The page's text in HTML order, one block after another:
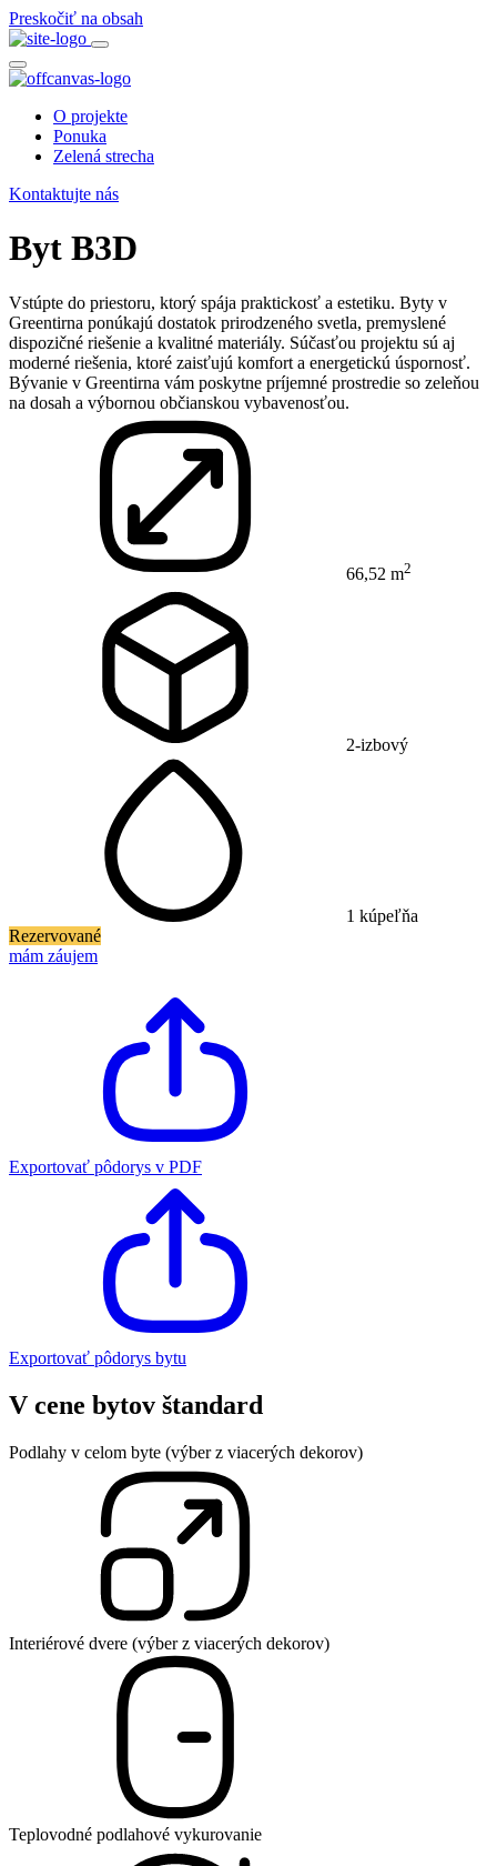
Preskočiť na obsah
O projekte
Ponuka
Zelená strecha
Kontaktujte nás
Byt B3D
Vstúpte do priestoru, ktorý spája praktickosť a estetiku. Byty v
Greentirna ponúkajú dostatok prirodzeného svetla, premyslené
dispozičné riešenie a kvalitné materiály. Súčasťou projektu sú aj
moderné riešenia, ktoré zaisťujú komfort a energetickú úspornosť.
Bývanie v Greentirna vám poskytne príjemné prostredie so zeleňou
na dosah a výbornou občianskou vybavenosťou.
66,52 m2
2-izbový
1 kúpeľňa
Rezervované
mám záujem
Exportovať pôdorys v PDF
Exportovať pôdorys bytu
V cene bytov štandard
Podlahy v celom byte (výber z viacerých dekorov)
Interiérové dvere (výber z viacerých dekorov)
Teplovodné podlahové vykurovanie